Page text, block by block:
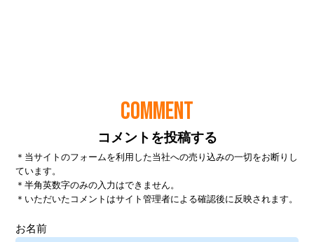
COMMENT
コメントを投稿する
＊当サイトのフォームを利用した当社への売り込みの一切をお断りし
ています。
＊半角英数字のみの入力はできません。
＊いただいたコメントはサイト管理者による確認後に反映されます。
お名前